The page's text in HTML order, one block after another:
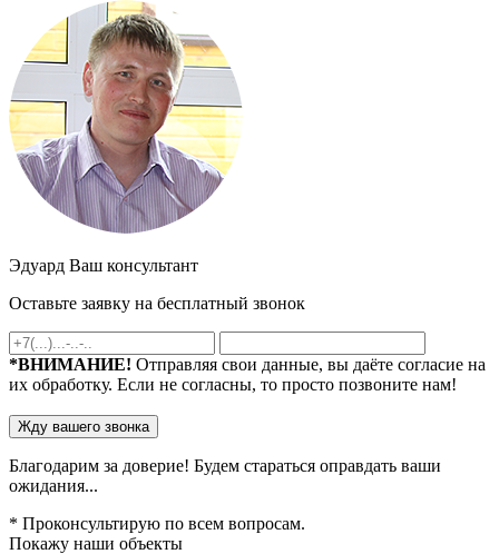
Эдуард Ваш консультант
Оставьте заявку на бесплатный звонок
*ВНИМАНИЕ! Отправляя свои данные, вы даёте согласие на
их обработку. Если не согласны, то просто позвоните нам!
Благодарим за доверие! Будем стараться оправдать ваши
ожидания...
* Проконсультирую по всем вопросам.
Покажу наши объекты